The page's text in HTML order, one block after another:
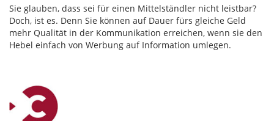
Sie glauben, dass sei für einen Mittelständler nicht leistbar?
Doch, ist es. Denn Sie können auf Dauer fürs gleiche Geld
mehr Qualität in der Kommunikation erreichen, wenn sie den
Hebel einfach von Werbung auf Information umlegen.